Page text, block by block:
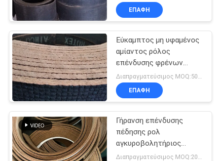
ενισχυμένη καλώδιο
ΕΠΑΦΉ
Εύκαμπτος μη υφαμένος
αμίαντος ρόλος
επένδυσης φρένων
τρακτέρ
ΕΠΑΦΉ
Γήρανση επένδυσης
πέδησης ρολ
αγκυροβολητήριος
κουμπί επένδυση